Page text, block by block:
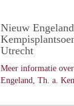
Nieuw
Utrecht
Meer informatie
Engeland, Th. a.